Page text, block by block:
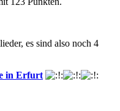
es sind also noch 4
in Erfurt